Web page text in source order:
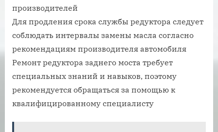
производителей
Для продления срока службы редуктора следует
соблюдать интервалы замены масла согласно
рекомендациям производителя автомобиля
Ремонт редуктора заднего моста требует
специальных знаний и навыков, поэтому
рекомендуется обращаться за помощью к
квалифицированному специалисту